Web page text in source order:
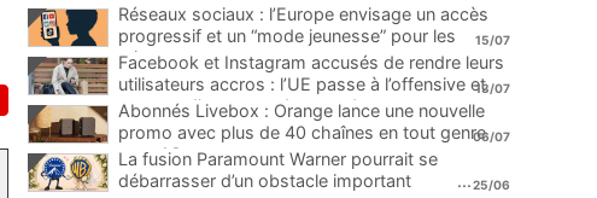
Réseaux sociaux : l’Europe envisage un accès
progressif et un “mode jeunesse” pour les
mineurs
...
15/07
Facebook et Instagram accusés de rendre leurs
utilisateurs accros : l’UE passe à l’offensive et
menace d’une amende record
...
13/07
Abonnés Livebox : Orange lance une nouvelle
promo avec plus de 40 chaînes en tout genre
pour 1€
06/07
La fusion Paramount Warner pourrait se
débarrasser d’un obstacle important
...25/06